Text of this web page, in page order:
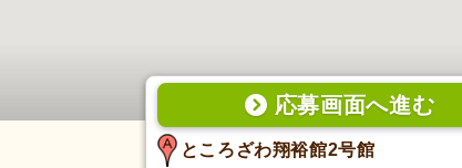
応募画面へ進む
ところざわ翔裕館2号館